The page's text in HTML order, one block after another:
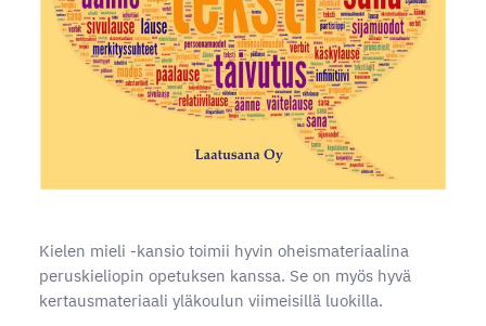
Kielen mieli -kansio toimii hyvin oheismateriaalina
peruskieliopin opetuksen kanssa. Se on myös hyvä
kertausmateriaali yläkoulun viimeisillä luokilla.